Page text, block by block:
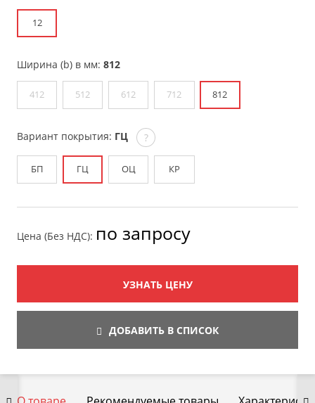
12
Ширина (b) в мм: 812
412 512 612 712 812
Вариант покрытия: ГЦ ?
БП ГЦ ОЦ КР
Цена (Без НДС): по запросу
УЗНАТЬ ЦЕНУ
ДОБАВИТЬ В СПИСОК